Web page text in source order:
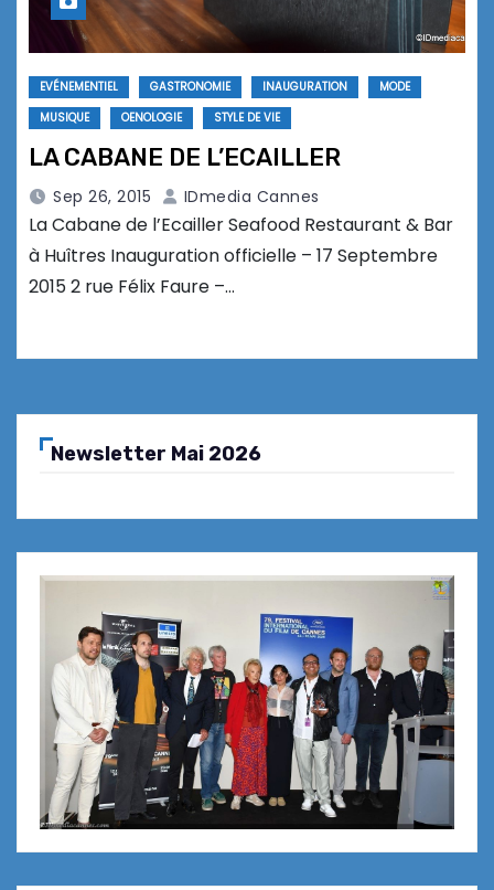
EVÉNEMENTIEL GASTRONOMIE INAUGURATION
MODE
MUSIQUE
OENOLOGIE STYLE DE VIE
LA CABANE DE L’ECAILLER
Sep 26, 2015 IDmedia Cannes
La Cabane de l’Ecailler Seafood Restaurant & Bar
à Huîtres Inauguration officielle – 17 Septembre
2015 2 rue Félix Faure –…
Newsletter Mai 2026